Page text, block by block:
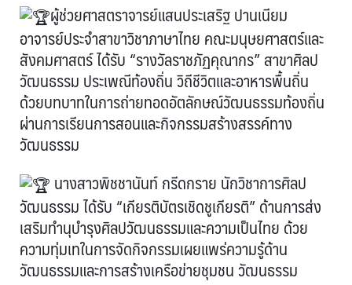
ผู้ช่วยศาสตราจารย์แสนประเสริฐ ปานเนียม
อาจารย์ประจำสาขาวิชาภาษาไทย คณะมนุษยศาสตร์และ
สังคมศาสตร์ ได้รับ “รางวัลราชภัฏคุณากร” สาขาศิลป
วัฒนธรรม ประเพณีท้องถิ่น วิถีชีวิตและอาหารพื้นถิ่น
ด้วยบทบาทในการถ่ายทอดอัตลักษณ์วัฒนธรรมท้องถิ่น
ผ่านการเรียนการสอนและกิจกรรมสร้างสรรค์ทาง
วัฒนธรรม
นางสาวพิชชานันท์ กรีดกราย นักวิชาการศิลป
วัฒนธรรม ได้รับ “เกียรติบัตรเชิดชูเกียรติ” ด้านการส่ง
เสริมทำนุบำรุงศิลปวัฒนธรรมและความเป็นไทย ด้วย
ความทุ่มเทในการจัดกิจกรรมเผยแพร่ความรู้ด้าน
วัฒนธรรมและการสร้างเครือข่ายชุมชน วัฒนธรรม